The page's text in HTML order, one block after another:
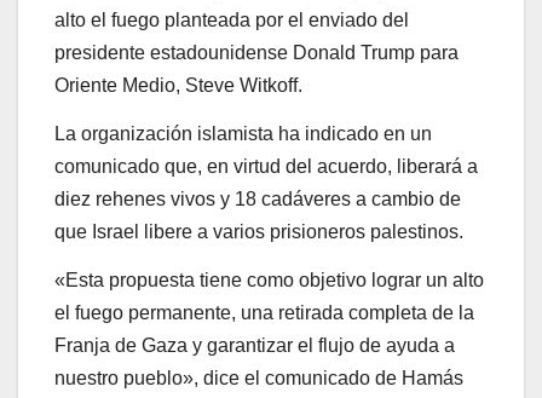
alto el fuego planteada por el enviado del
presidente estadounidense Donald Trump para
Oriente Medio, Steve Witkoff.
La organización islamista ha indicado en un
comunicado que, en virtud del acuerdo, liberará a
diez rehenes vivos y 18 cadáveres a cambio de
que Israel libere a varios prisioneros palestinos.
«Esta propuesta tiene como objetivo lograr un alto
el fuego permanente, una retirada completa de la
Franja de Gaza y garantizar el flujo de ayuda a
nuestro pueblo», dice el comunicado de Hamás